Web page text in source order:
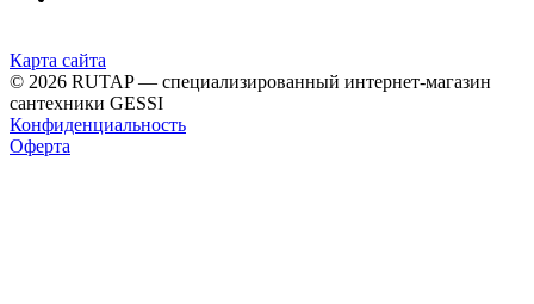
Карта сайта
© 2026 RUTAP — специализированный интернет-магазин
сантехники GESSI
Конфиденциальность
Оферта